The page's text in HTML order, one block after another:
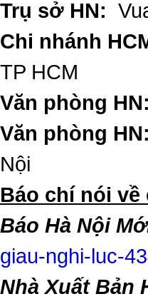
Trụ sở HN:
Chi nhánh
TP HCM
Văn phòng
Văn phòng HN:
Nội
​Báo chí nói
Báo Hà Nội
giau-nghi-luc-
Nhà Xuất Bản